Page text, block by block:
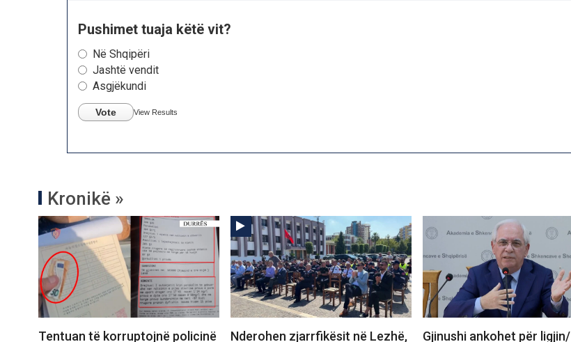
Pushimet tuaja këtë vit?
Në Shqipëri
Jashtë vendit
Asgjëkundi
Vote View Results
Kronikë »
Tentuan të korruptojnë policinë
Nderohen zjarrfikësit në Lezhë,
Gjinushi ankohet për ligjin/